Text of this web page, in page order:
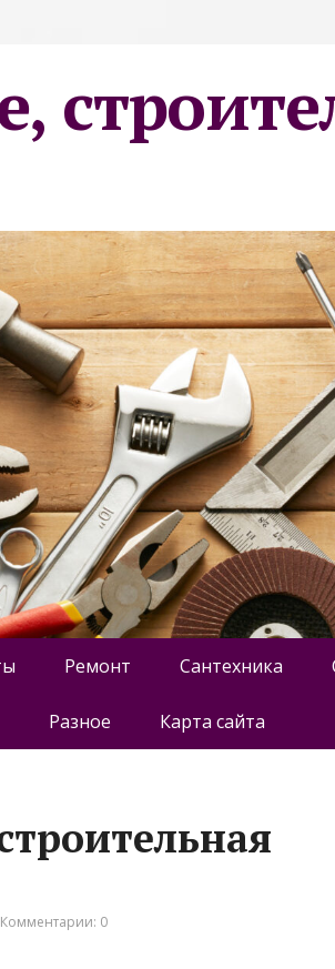
Ремонт Сантехника
Разное Карта сайта
Комментарии: 0